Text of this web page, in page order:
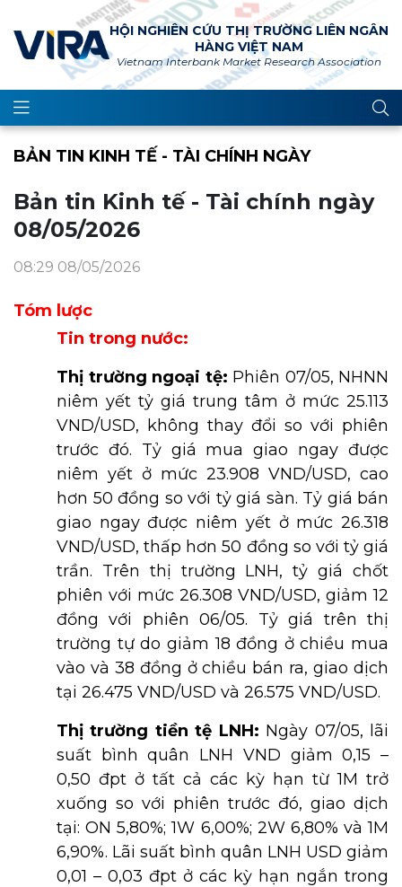
HỘI NGHIÊN CỨU THỊ TRƯỜNG LIÊN NGÂN
HÀNG VIỆT NAM
Vietnam Interbank Market Research Association
BẢN TIN KINH TẾ - TÀI CHÍNH NGÀY
Bản tin Kinh tế - Tài chính ngày
08/05/2026
08:29 08/05/2026
Tóm lược
Tin trong nước:
Thị trường ngoại tệ: Phiên 07/05, NHNN
niêm yết tỷ giá trung tâm ở mức 25.113
VND/USD, không thay đổi so với phiên
trước đó. Tỷ giá mua giao ngay được
niêm yết ở mức 23.908 VND/USD, cao
hơn 50 đồng so với tỷ giá sàn. Tỷ giá bán
giao ngay được niêm yết ở mức 26.318
VND/USD, thấp hơn 50 đồng so với tỷ giá
trần. Trên thị trường LNH, tỷ giá chốt
phiên với mức 26.308 VND/USD, giảm 12
đồng với phiên 06/05. Tỷ giá trên thị
trường tự do giảm 18 đồng ở chiều mua
vào và 38 đồng ở chiều bán ra, giao dịch
tại 26.475 VND/USD và 26.575 VND/USD.
Thị trường tiền tệ LNH: Ngày 07/05, lãi
suất bình quân LNH VND giảm 0,15 –
0,50 đpt ở tất cả các kỳ hạn từ 1M trở
xuống so với phiên trước đó, giao dịch
tại: ON 5,80%; 1W 6,00%; 2W 6,80% và 1M
6,90%. Lãi suất bình quân LNH USD giảm
0,01 – 0,03 đpt ở các kỳ hạn ngắn trong